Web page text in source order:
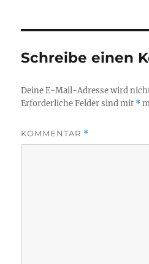
Schreibe einen
Deine E-Mail-Adresse wird
Erforderliche Felder sind mit *
KOMMENTAR *